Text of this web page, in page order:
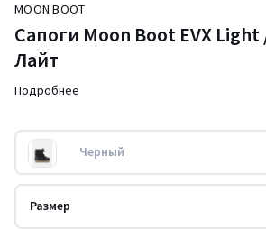
MOON BOOT
Сапоги Moon Boot EVX
Лайт
Подробнее
Черный
Размер